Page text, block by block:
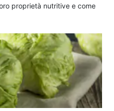
proprietà nutritive e come